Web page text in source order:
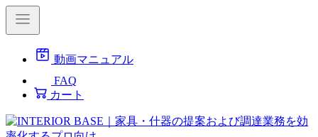
動画マニュアル
FAQ
カート